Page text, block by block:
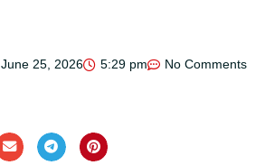
June 25, 2026 5:29 pm No Comments